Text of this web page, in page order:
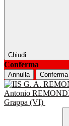
Chiudi
Conferma
Annulla Conferma
Antonio
Grappa (VI)